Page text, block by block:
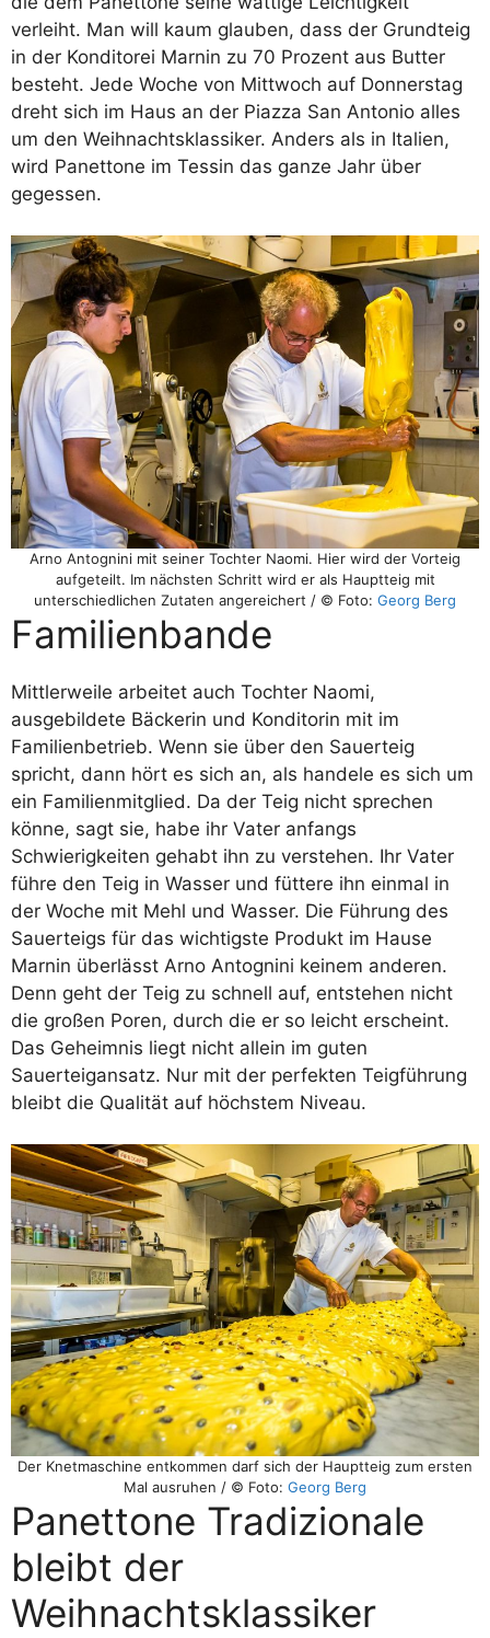
verleiht. Man will kaum glauben, dass der Grundteig
in der Konditorei Marnin zu 70 Prozent aus Butter
besteht. Jede Woche von Mittwoch auf Donnerstag
dreht sich im Haus an der Piazza San Antonio alles
um den Weihnachtsklassiker. Anders als in Italien,
wird Panettone im Tessin das ganze Jahr über
gegessen.
Arno Antognini mit seiner Tochter Naomi. Hier wird der Vorteig
aufgeteilt. Im nächsten Schritt wird er als Hauptteig mit
unterschiedlichen Zutaten angereichert / © Foto: Georg Berg
Familienbande
Mittlerweile arbeitet auch Tochter Naomi,
ausgebildete Bäckerin und Konditorin mit im
Familienbetrieb. Wenn sie über den Sauerteig
spricht, dann hört es sich an, als handele es sich um
ein Familienmitglied. Da der Teig nicht sprechen
könne, sagt sie, habe ihr Vater anfangs
Schwierigkeiten gehabt ihn zu verstehen. Ihr Vater
führe den Teig in Wasser und füttere ihn einmal in
der Woche mit Mehl und Wasser. Die Führung des
Sauerteigs für das wichtigste Produkt im Hause
Marnin überlässt Arno Antognini keinem anderen.
Denn geht der Teig zu schnell auf, entstehen nicht
die großen Poren, durch die er so leicht erscheint.
Das Geheimnis liegt nicht allein im guten
Sauerteigansatz. Nur mit der perfekten Teigführung
bleibt die Qualität auf höchstem Niveau.
Der Knetmaschine entkommen darf sich der Hauptteig zum ersten
Mal ausruhen / © Foto: Georg Berg
Panettone Tradizionale
bleibt der
Weihnachtsklassiker